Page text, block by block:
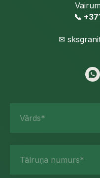
📞
✉
Vārds*
Tālruņa numurs*